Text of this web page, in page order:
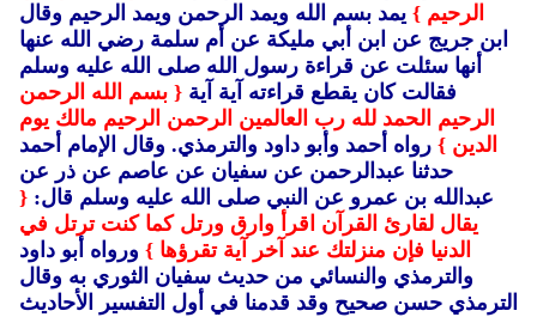
الرحيم } يمد بسم الله ويمد الرحمن ويمد الرحيم وقال
ابن جريج عن ابن أبي مليكة عن أم سلمة رضي الله عنها
أنها سئلت عن قراءة رسول الله صلى الله عليه وسلم
فقالت كان يقطع قراءته آية آية { بسم الله الرحمن
الرحيم الحمد لله رب العالمين الرحمن الرحيم مالك يوم
الدين } رواه أحمد وأبو داود والترمذي. وقال الإمام أحمد
حدثنا عبدالرحمن عن سفيان عن عاصم عن ذر عن
عبدالله بن عمرو عن النبي صلى الله عليه وسلم قال: {
يقال لقارئ القرآن اقرأ وارق ورتل كما كنت ترتل في
الدنيا فإن منزلتك عند آخر آية تقرؤها } ورواه أبو داود
والترمذي والنسائي من حديث سفيان الثوري به وقال
الترمذي حسن صحيح وقد قدمنا في أول التفسير الأحاديث